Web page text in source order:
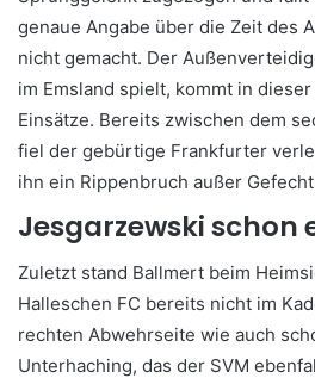
genaue Angabe über die Zeit des
nicht gemacht. Der
im Emsland spielt, kommt in
Einsätze. Bereits zwischen dem
fiel der gebürtige Frankfurter
ihn ein Rippenbruch außer
Jesgarzewski schon
Zuletzt stand Ballmert beim
Halleschen FC bereits nicht im
rechten Abwehrseite wie auch
Unterhaching, das der SVM